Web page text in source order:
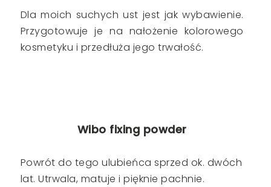
Dla moich suchych ust jest jak wybawienie.
Przygotowuje je na nałożenie kolorowego
kosmetyku i przedłuża jego trwałość.
Wibo fixing powder
Powrót do tego ulubieńca sprzed ok. dwóch
lat. Utrwala, matuje i pięknie pachnie.